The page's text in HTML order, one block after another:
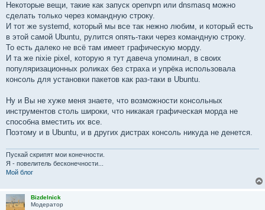
Некоторые вещи, такие как запуск openvpn или dnsmasq можно
сделать только через командную строку.
И тот же systemd, который мы все так нежно любим, и который есть
в этой самой Ubuntu, рулится опять-таки через командную строку.
То есть далеко не всё там имеет графическую морду.
И та же nixie pixel, которую я тут давеча упоминал, в своих
популяризационных роликах без страха и упрёка использовала
консоль для установки пакетов как раз-таки в Ubuntu.
Ну и Вы не хуже меня знаете, что возможности консольных
инструментов столь широки, что никакая графическая морда не
способна вместить их все.
Поэтому и в Ubuntu, и в других дистрах консоль никуда не денется.
Пускай скрипят мои конечности.
Я - повелитель бесконечности...
Мой блог
Bizdelnick
Модератор